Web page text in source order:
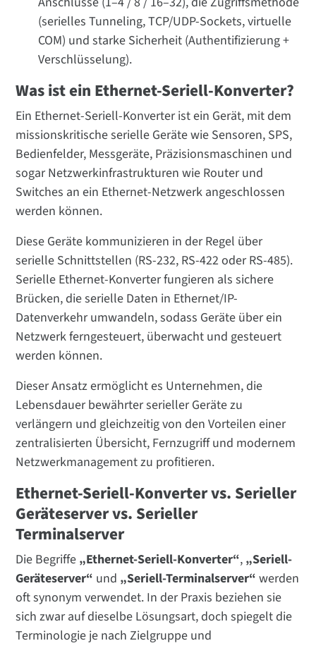
(serielles Tunneling, TCP/UDP-Sockets, virtuelle
COM) und starke Sicherheit (Authentifizierung +
Verschlüsselung).
Was ist ein Ethernet-Seriell-Konverter?
Ein Ethernet-Seriell-Konverter ist ein Gerät, mit dem
missionskritische serielle Geräte wie Sensoren, SPS,
Bedienfelder, Messgeräte, Präzisionsmaschinen und
sogar Netzwerkinfrastrukturen wie Router und
Switches an ein Ethernet-Netzwerk angeschlossen
werden können.
Diese Geräte kommunizieren in der Regel über
serielle Schnittstellen (RS-232, RS-422 oder RS-485).
Serielle Ethernet-Konverter fungieren als sichere
Brücken, die serielle Daten in Ethernet/IP-
Datenverkehr umwandeln, sodass Geräte über ein
Netzwerk ferngesteuert, überwacht und gesteuert
werden können.
Dieser Ansatz ermöglicht es Unternehmen, die
Lebensdauer bewährter serieller Geräte zu
verlängern und gleichzeitig von den Vorteilen einer
zentralisierten Übersicht, Fernzugriff und modernem
Netzwerkmanagement zu profitieren.
Ethernet-Seriell-Konverter vs. Serieller
Geräteserver vs. Serieller
Terminalserver
Die Begriffe „Ethernet-Seriell-Konverter“, „Seriell-
Geräteserver“ und „Seriell-Terminalserver“ werden
oft synonym verwendet. In der Praxis beziehen sie
sich zwar auf dieselbe Lösungsart, doch spiegelt die
Terminologie je nach Zielgruppe und